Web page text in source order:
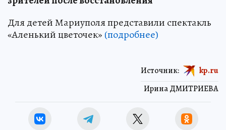
Для детей Мариуполя представили спектакль
«Аленький цветочек» (подробнее)
Ирина ДМИТРИЕВА
Источник: kp.ru